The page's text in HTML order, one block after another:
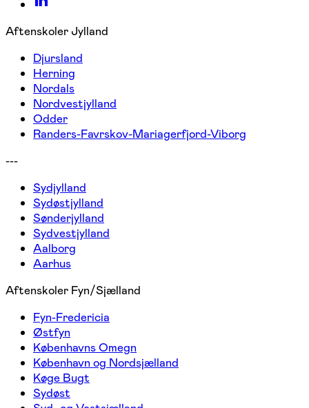
Aftenskoler Jylland
Djursland
Herning
Nordals
Nordvestjylland
Odder
Randers-Favrskov-Mariagerfjord-Viborg
---
Sydjylland
Sydøstjylland
Sønderjylland
Sydvestjylland
Aalborg
Aarhus
Aftenskoler Fyn/Sjælland
Fyn-Fredericia
Østfyn
Københavns Omegn
København og Nordsjælland
Køge Bugt
Sydøst